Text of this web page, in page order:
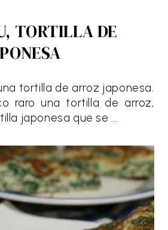
TORTILLA DE
tortilla de arroz japonesa.
raro una tortilla de arroz,
japonesa que se ...